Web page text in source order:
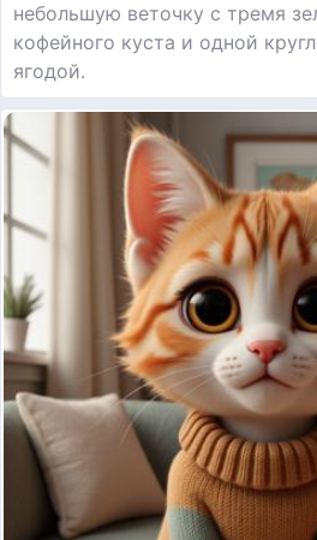
небольшую веточку с тремя
кофейного куста и одной
ягодой.